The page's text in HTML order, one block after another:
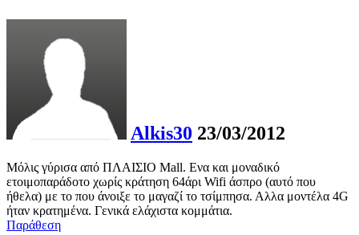
Alkis30 23/03/2012
Μόλις γύρισα από ΠΛΑΙΣΙΟ Mall. Ενα και μοναδικό
ετοιμοπαράδοτο χωρίς κράτηση 64άρι Wifi άσπρο (αυτό που
ήθελα) με το που άνοιξε το μαγαζί το τσίμπησα. Αλλα μοντέλα 4G
ήταν κρατημένα. Γενικά ελάχιστα κομμάτια.
Παράθεση